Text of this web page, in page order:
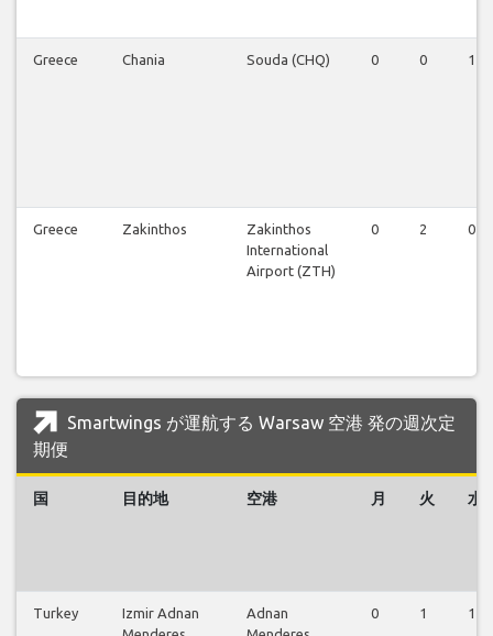
Greece Chania Souda (CHQ) 0 0 1
Greece Zakinthos
Zakinthos
International
Airport (ZTH)
0 2 0
Smartwings が運航する Warsaw 空港 発の週次定
期便
国 目的地 空港 月 火 水
Turkey
Izmir Adnan
Adnan
0 1 1